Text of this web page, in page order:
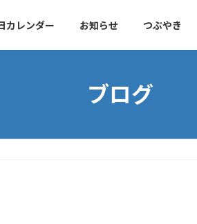
カレンダー お知らせ つぶやき
ブログ